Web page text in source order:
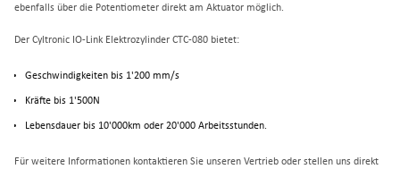
ebenfalls über die Potentiometer direkt am Aktuator möglich.
Der Cyltronic IO-Link Elektrozylinder CTC-080 bietet:
Geschwindigkeiten bis 1'200 mm/s
Kräfte bis 1'500N
Lebensdauer bis 10'000km oder 20'000 Arbeitsstunden.
Für weitere Informationen kontaktieren Sie unseren Vertrieb oder stellen uns direkt